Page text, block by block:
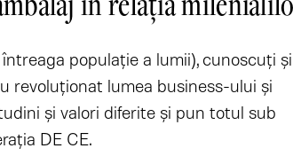
populaţie a lumii), cunoscuţi şi
revoluţionat lumea business-ului şi
și valori diferite și pun totul sub
DE CE.